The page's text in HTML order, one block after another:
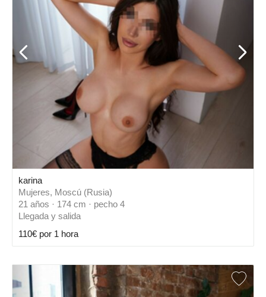
karina
Mujeres, Moscú (Rusia)
21 años · 174 cm · pecho 4
Llegada y salida
110€ por 1 hora